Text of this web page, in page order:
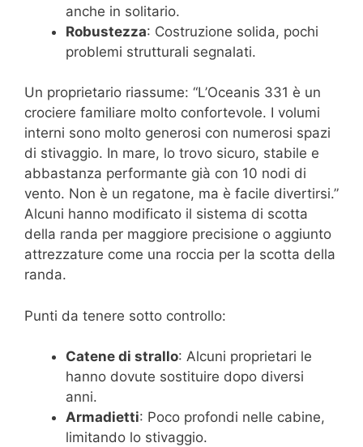
anche in solitario.
Robustezza: Costruzione solida, pochi
problemi strutturali segnalati.
Un proprietario riassume: “L’Oceanis 331 è un
crociere familiare molto confortevole. I volumi
interni sono molto generosi con numerosi spazi
di stivaggio. In mare, lo trovo sicuro, stabile e
abbastanza performante già con 10 nodi di
vento. Non è un regatone, ma è facile divertirsi.”
Alcuni hanno modificato il sistema di scotta
della randa per maggiore precisione o aggiunto
attrezzature come una roccia per la scotta della
randa.
Punti da tenere sotto controllo:
Catene di strallo: Alcuni proprietari le
hanno dovute sostituire dopo diversi
anni.
Armadietti: Poco profondi nelle cabine,
limitando lo stivaggio.